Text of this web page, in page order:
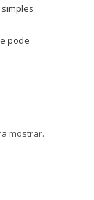
simples
pode
mostrar.